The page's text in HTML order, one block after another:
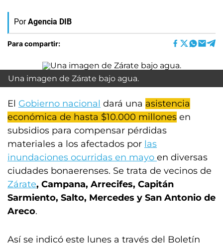
Por Agencia DIB
Para compartir:
Una imagen de Zárate bajo agua.
El Gobierno nacional dará una asistencia
económica de hasta $10.000 millones en
subsidios para compensar pérdidas
materiales a los afectados por las
inundaciones ocurridas en mayo en diversas
ciudades bonaerenses. Se trata de vecinos de
Zárate, Campana, Arrecifes, Capitán
Sarmiento, Salto, Mercedes y San Antonio de
Areco.
Así se indicó este lunes a través del Boletín